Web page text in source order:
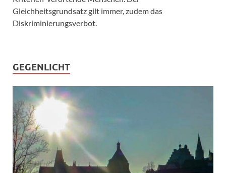
Gleichheitsgrundsatz gilt immer, zudem das
Diskriminierungsverbot.
GEGENLICHT